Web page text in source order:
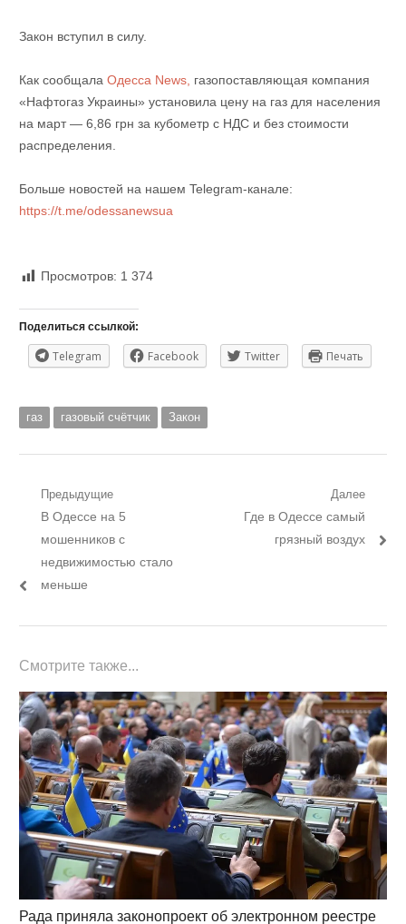
Закон вступил в силу.
Как сообщала Одесса News, газопоставляющая компания
«Нафтогаз Украины» установила цену на газ для населения
на март — 6,86 грн за кубометр с НДС и без стоимости
распределения.
Больше новостей на нашем Telegram-канале:
https://t.me/odessanewsua
Просмотров: 1 374
Поделиться ссылкой:
Telegram Facebook Twitter Печать
газ газовый счётчик Закон
Навигация
записям
Предыдущие
Предыдущий
пост:
В Одессе на 5
мошенников с
недвижимостью стало
меньше
Далее
Следующий
Где в Одессе самый
грязный воздух
Смотрите также...
Рада приняла законопроект об электронном реестре